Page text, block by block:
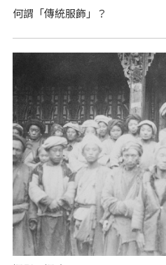
何謂「傳統服飾」？